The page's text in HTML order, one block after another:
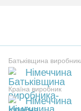
Батьківщина
Німеччина
Країна виробник
Німеччина